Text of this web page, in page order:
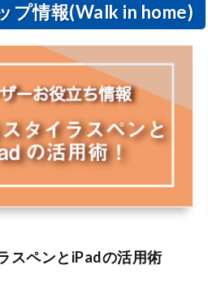
プ情報(Walk in home)
スペンとiPadの活用術